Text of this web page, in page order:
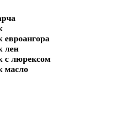
евроангора
лен
с люрексом
масло